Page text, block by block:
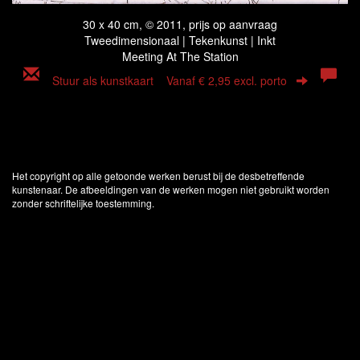
30 x 40 cm, © 2011, prijs op aanvraag
Tweedimensionaal | Tekenkunst | Inkt
Meeting At The Station
Stuur als kunstkaart Vanaf € 2,95 excl. porto
Het copyright op alle getoonde werken berust bij de desbetreffende
kunstenaar. De afbeeldingen van de werken mogen niet gebruikt worden
zonder schriftelijke toestemming.